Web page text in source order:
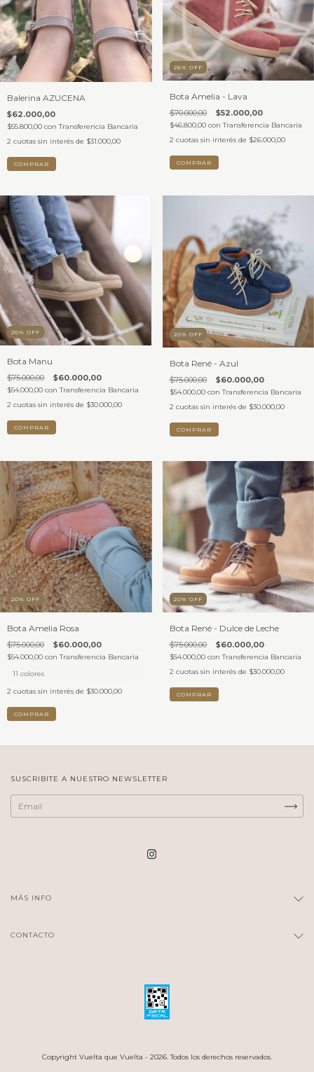
Balerina AZUCENA
$62.000,00
$55.800,00 con Transferencia Bancaria
2 cuotas sin interés de $31.000,00
COMPRAR
26% OFF
Bota Amelia - Lava
$70.000,00 $52.000,00
$46.800,00 con Transferencia Bancaria
2 cuotas sin interés de $26.000,00
COMPRAR
20% OFF
Bota Manu
$75.000,00 $60.000,00
$54.000,00 con Transferencia Bancaria
2 cuotas sin interés de $30.000,00
COMPRAR
20% OFF
Bota René - Azul
$75.000,00 $60.000,00
$54.000,00 con Transferencia Bancaria
2 cuotas sin interés de $30.000,00
COMPRAR
20% OFF
Bota Amelia Rosa
$75.000,00 $60.000,00
$54.000,00 con Transferencia Bancaria
11 colores
2 cuotas sin interés de $30.000,00
COMPRAR
20% OFF
Bota René - Dulce de Leche
$75.000,00 $60.000,00
$54.000,00 con Transferencia Bancaria
2 cuotas sin interés de $30.000,00
COMPRAR
SUSCRIBITE A NUESTRO NEWSLETTER
MÁS INFO
CONTACTO
Copyright Vuelta que Vuelta - 2026. Todos los derechos reservados.